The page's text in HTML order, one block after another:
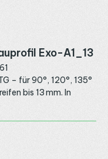
Exo-A1_13
– für 90°, 120°, 135°
bis 13 mm. In